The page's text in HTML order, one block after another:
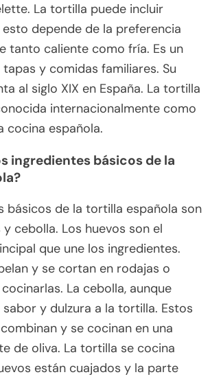
La tortilla puede incluir
depende de la preferencia
tanto caliente como fría. Es un
y comidas familiares. Su
al siglo XIX en España. La tortilla
internacionalmente como
cocina española.
ingredientes básicos de la
básicos de la tortilla española son
cebolla. Los huevos son el
que une los ingredientes.
y se cortan en rodajas o
La cebolla, aunque
y dulzura a la tortilla. Estos
y se cocinan en una
de oliva. La tortilla se cocina
están cuajados y la parte